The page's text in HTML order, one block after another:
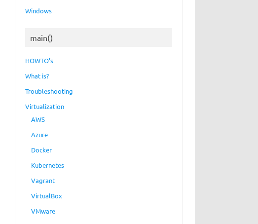
Windows
main()
HOWTO’s
What is?
Troubleshooting
Virtualization
AWS
Azure
Docker
Kubernetes
Vagrant
VirtualBox
VMware